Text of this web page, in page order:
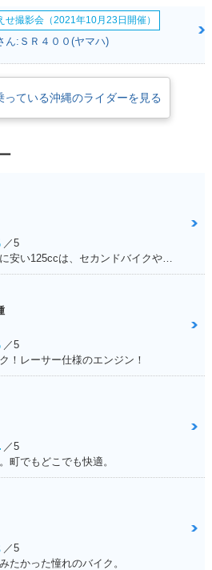
年 TZR250・
モデルチェンジ
1988年 TZR250・
マイナーチェンジ
年 TZR250・
せ撮影会（2021年10月23日開催）
ん:ＳＲ４００(ヤマハ)
っている沖縄のライダーを見る
／5
満足ポイント:維持費が圧倒的に安い125ccは、セカンドバイクや通勤用としてオススメ。125ccスクーターの中でも、シグナスXの走行性能は力強く、普段の街乗りでは、力不足を感じる事はあまりない。 メットインも半ヘル2つなら余裕で入るので、収納性も抜群。
／5
！レーサー仕様のエンジン！
／5
町でもどこでも快適。
／5
たかった憧れのバイク。